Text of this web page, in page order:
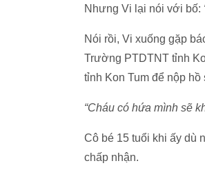
Nhưng Vi lại nói với bố:
Nói rồi, Vi xuống gặp
Trường PTDTNT tỉnh
tỉnh Kon Tum để nộp hồ
“Cháu có hứa mình sẽ
Cô bé 15 tuổi khi ấy dù
chấp nhận.